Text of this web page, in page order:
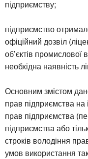
підприємству;
підприємство
офіційний дозвіл
об’єктів промислової
необхідна наявність
Основним змістом
прав підприємства на
прав підприємства
підприємства або
строків володіння
умов використання